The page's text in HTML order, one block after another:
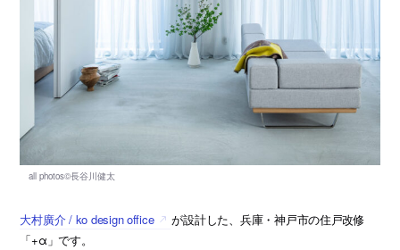
大村廣介 / ko design office
が設計した、兵庫・神戸市の住戸改修
「+α」です。